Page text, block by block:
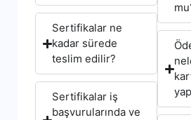
Sertifikalar ne
kadar sürede
teslim edilir?
Sertifikalar iş
başvurularında ve